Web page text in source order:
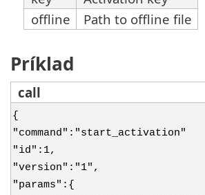
offline
Path to offline file
Príklad
call
{
"command":"start_activation"
"id":1,
"version":"1",
"params":{